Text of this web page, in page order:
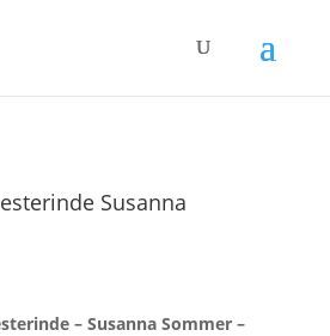
Susanna
– Susanna Sommer –